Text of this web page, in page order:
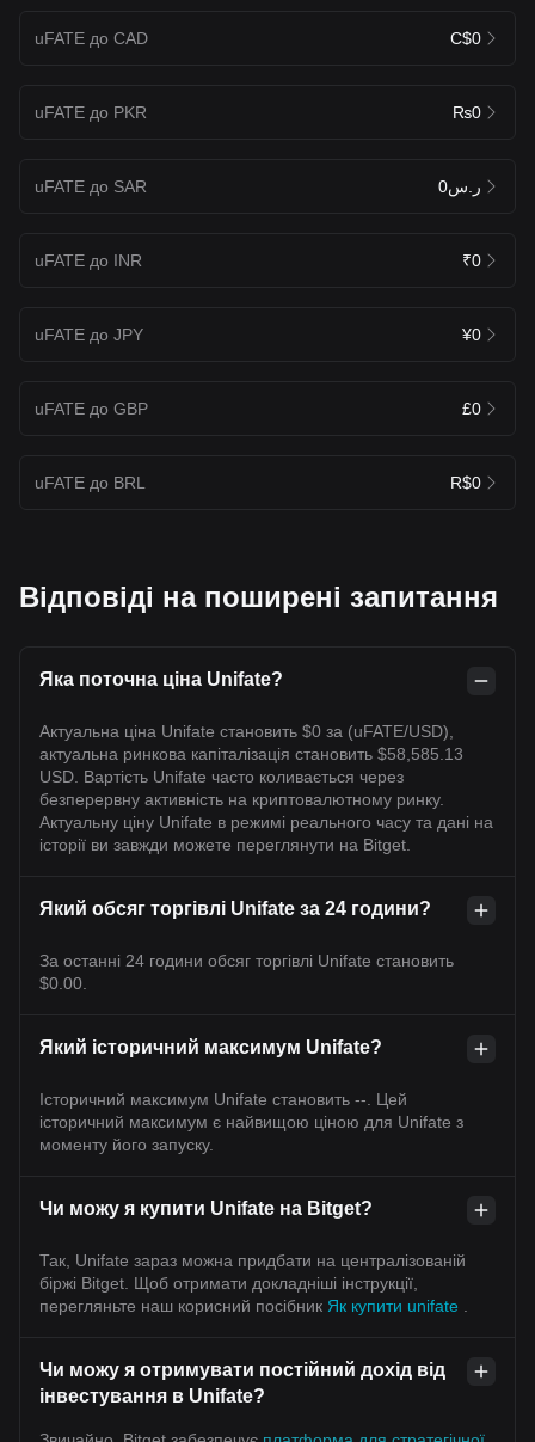
uFATE до CAD C$0
uFATE до PKR ₨0
uFATE до SAR ر.س0
uFATE до INR ₹0
uFATE до JPY ¥0
uFATE до GBP £0
uFATE до BRL R$0
Відповіді на поширені запитання
Яка поточна ціна Unifate?
Актуальна ціна Unifate становить $0 за (uFATE/USD),
актуальна ринкова капіталізація становить $58,585.13
USD. Вартість Unifate часто коливається через
безперервну активність на криптовалютному ринку.
Актуальну ціну Unifate в режимі реального часу та дані на
історії ви завжди можете переглянути на Bitget.
Який обсяг торгівлі Unifate за 24 години?
За останні 24 години обсяг торгівлі Unifate становить
$0.00.
Який історичний максимум Unifate?
Історичний максимум Unifate становить --. Цей
історичний максимум є найвищою ціною для Unifate з
моменту його запуску.
Чи можу я купити Unifate на Bitget?
Так, Unifate зараз можна придбати на централізованій
біржі Bitget. Щоб отримати докладніші інструкції,
перегляньте наш корисний посібник Як купити unifate
Чи можу я отримувати постійний дохід від
інвестування в Unifate?